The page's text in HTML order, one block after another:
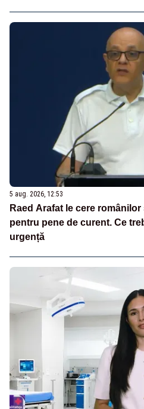
5 aug. 2026, 12:53
Raed Arafat le cere
pentru pene de curent. Ce
urgență